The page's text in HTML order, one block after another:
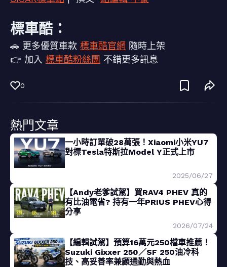
標車酷：
🚗 更多優質車款 標車酷官網 隨時上架
👉 加入 標車酷粉絲團 不錯更多訊息
0
熱門文章
一小時訂單破28萬張！Xiaomi小米YU7
對標Tesla特斯拉Model Y正式上市
2025/06/27
【Andy老爹試駕】買RAV4 PHEV 真的
有比油電省? 持有一年PRIUS PHEV心得
分享
2026/07/24
【編輯試駕】預算16萬元250檔車推薦！
Suzuki Gixxer 250／SF 250油冷科
技、高妥善率兼顧通勤與熱血